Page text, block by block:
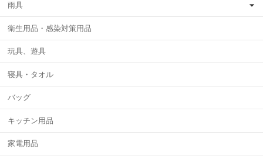
雨具
衛生用品・感染対策用品
玩具、遊具
寝具・タオル
バッグ
キッチン用品
家電用品